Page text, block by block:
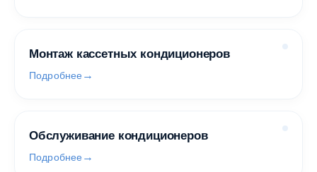
Монтаж кассетных кондиционеров
Подробнее
Обслуживание кондиционеров
Подробнее